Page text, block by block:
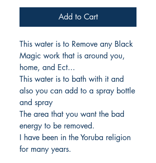
Add to Cart
This water is to Remove any Black
Magic work that is around you,
home, and Ect...
This water is to bath with it and
also you can add to a spray bottle
and spray
The area that you want the bad
energy to be removed.
I have been in the Yoruba religion
for many years.